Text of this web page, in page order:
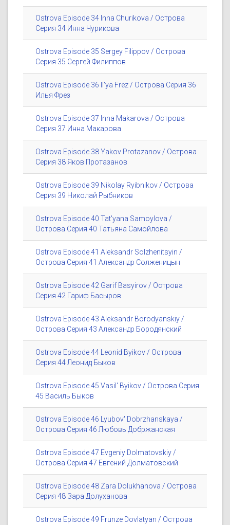
Ostrova Episode 34 Inna Churikova / Острова
Серия 34 Инна Чурикова
Ostrova Episode 35 Sergey Filippov / Острова
Серия 35 Сергей Филиппов
Ostrova Episode 36 Il'ya Frez / Острова Серия 36
Илья Фрез
Ostrova Episode 37 Inna Makarova / Острова
Серия 37 Инна Макарова
Ostrova Episode 38 Yakov Protazanov / Острова
Серия 38 Яков Протазанов
Ostrova Episode 39 Nikolay Ryibnikov / Острова
Серия 39 Николай Рыбников
Ostrova Episode 40 Tat'yana Samoylova /
Острова Серия 40 Татьяна Самойлова
Ostrova Episode 41 Aleksandr Solzhenitsyin /
Острова Серия 41 Александр Солженицын
Ostrova Episode 42 Garif Basyirov / Острова
Серия 42 Гариф Басыров
Ostrova Episode 43 Aleksandr Borodyanskiy /
Острова Серия 43 Александр Бородянский
Ostrova Episode 44 Leonid Byikov / Острова
Серия 44 Леонид Быков
Ostrova Episode 45 Vasil' Byikov / Острова Серия
45 Василь Быков
Ostrova Episode 46 Lyubov' Dobrzhanskaya /
Острова Серия 46 Любовь Добржанская
Ostrova Episode 47 Evgeniy Dolmatovskiy /
Острова Серия 47 Евгений Долматовский
Ostrova Episode 48 Zara Dolukhanova / Острова
Серия 48 Зара Долуханова
Ostrova Episode 49 Frunze Dovlatyan / Острова